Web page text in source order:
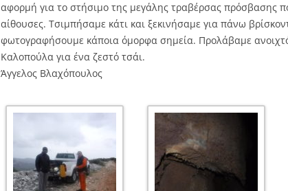
αφορμή για το στήσιμο της μεγάλης τραβέρσας πρόσβασης
αίθουσες. Τσιμπήσαμε κάτι και ξεκινήσαμε για πάνω
φωτογραφήσουμε κάποια όμορφα σημεία. Προλάβαμε
Καλοπούλα για ένα ζεστό τσάι.
Άγγελος Βλαχόπουλος